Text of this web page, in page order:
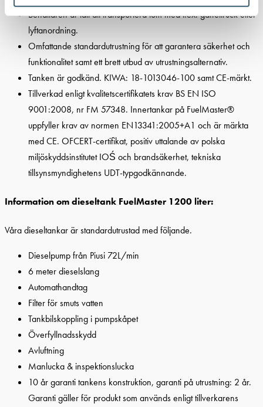
Behållaren är lätt att transportera tom med t.ex. gaffeltruck eller
lyftanordning.
Omfattande standardutrustning för att garantera säkerhet och
funktionalitet samt ett brett utbud av utrustningsalternativ.
Tanken är godkänd. KIWA: 18-1013046-100 samt CE-märkt.
Tillverkad enligt kvalitetscertifikatets krav BS EN ISO
9001:2008, nr FM 57348. Innertankar på FuelMaster®
uppfyller krav av normen EN13341:2005+A1 och är märkta
med CE. OFCERT-certifikat, positiv uttalande av polska
miljöskyddsinstitutet IOŚ och brandsäkerhet, tekniska
tillsynsmyndighetens UDT-typgodkännande.
Information om dieseltank FuelMaster 1200 liter:
Våra dieseltankar är standardutrustad med följande.
Dieselpump från Piusi 72L/min
6 meter dieselslang
Automathandtag
Filter för smuts vatten
Tankbilskoppling i pumpskåpet
Överfyllnadsskydd
Avluftning
Manlucka & inspektionslucka
10 år garanti tankens konstruktion, garanti på utrustning: 2 år.
Garanti gäller för produkt som används enligt tillverkarens